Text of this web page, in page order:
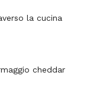
la cucina
cheddar